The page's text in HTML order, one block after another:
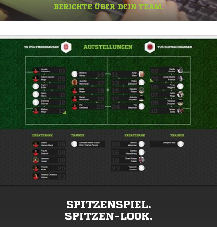
BERICHTE ÜBER DEIN TEAM.
SPITZENSPIEL.
SPITZEN-LOOK.